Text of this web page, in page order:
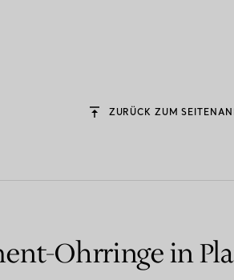
ZURÜCK ZUM
Ohrringe in